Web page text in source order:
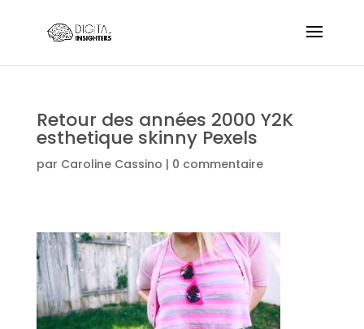
Retour des années 2000 Y2K
esthetique skinny Pexels
par Caroline Cassino | 0 commentaire